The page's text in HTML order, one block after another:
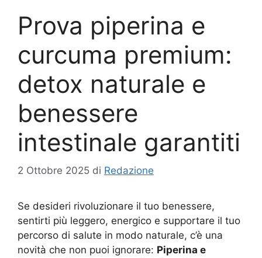
Prova piperina e
curcuma premium:
detox naturale e
benessere
intestinale garantiti
2 Ottobre 2025 di Redazione
Se desideri rivoluzionare il tuo benessere,
sentirti più leggero, energico e supportare il tuo
percorso di salute in modo naturale, c’è una
novità che non puoi ignorare: Piperina e